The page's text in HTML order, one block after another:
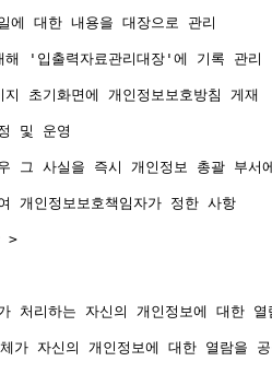
대한 내용을 대장으로 관리
'입출력자료관리대장'에 기록 관리
초기화면에 개인정보보호방침 게재
및 운영
그 사실을 즉시 개인정보 총괄 부서
개인정보보호책임자가 정한 사항
>
처리하는 자신의 개인정보에 대한
가 자신의 개인정보에 대한 열람을